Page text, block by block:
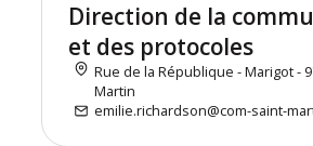
Direction de la
et des protocoles
Rue de la République - Marigot -
Martin
emilie.richardson@com-saint-